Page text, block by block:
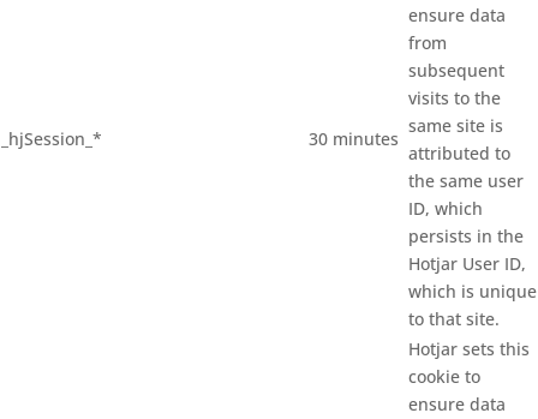
_hjSession_* 30 minutes
ensure data
from
subsequent
visits to the
same site is
attributed to
the same user
ID, which
persists in the
Hotjar User ID,
which is unique
to that site.
Hotjar sets this
cookie to
ensure data